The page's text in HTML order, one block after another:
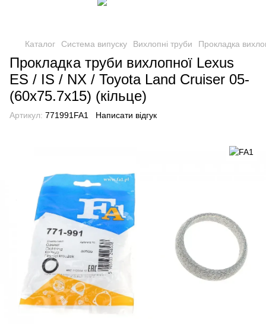
Каталог Система випуску Вихлопні труби Прокладка
Прокладка труби вихлопної Lexus
ES / IS / NX / Toyota Land Cruiser 05-
(60x75.7x15) (кільце)
Артикул: 771991FA1 Написати відгук